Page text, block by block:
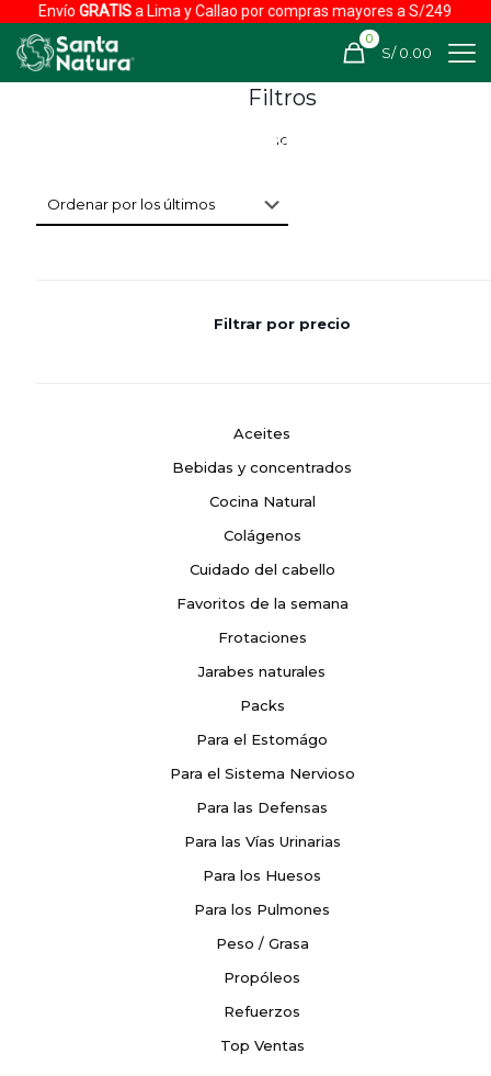
EnvíoGRATISa Lima y Callao por compras mayores a S/249
0
S/ 0.00
Filtros
Filtrar por precio
Aceites
Bebidas y concentrados
Cocina Natural
Colágenos
Cuidado del cabello
Favoritos de la semana
Frotaciones
Jarabes naturales
Packs
Para el Estomágo
Para el Sistema Nervioso
Para las Defensas
Para las Vías Urinarias
Para los Huesos
Para los Pulmones
Peso / Grasa
Propóleos
Refuerzos
Top Ventas